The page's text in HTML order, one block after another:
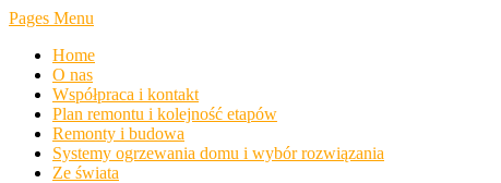
Pages Menu
Home
O nas
Współpraca i kontakt
Plan remontu i kolejność etapów
Remonty i budowa
Systemy ogrzewania domu i wybór rozwiązania
Ze świata